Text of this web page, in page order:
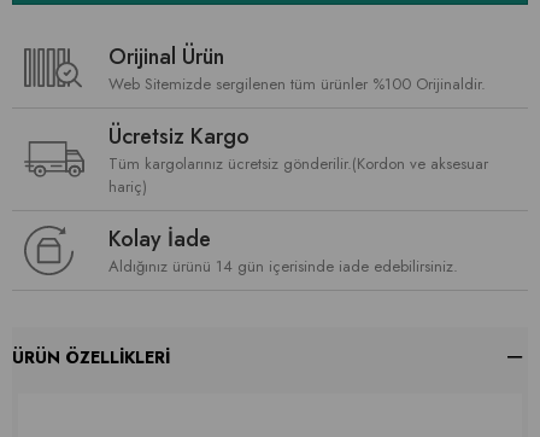
Orijinal Ürün
Web Sitemizde sergilenen tüm ürünler %100 Orijinaldir.
Ücretsiz Kargo
Tüm kargolarınız ücretsiz gönderilir.(Kordon ve aksesuar
hariç)
Kolay İade
Aldığınız ürünü 14 gün içerisinde iade edebilirsiniz.
ÜRÜN ÖZELLIKLERI